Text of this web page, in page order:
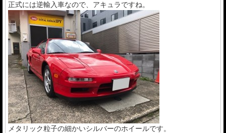
正式には逆輸入車なので、アキュラですね。
メタリック粒子の細かいシルバーのホイールです。